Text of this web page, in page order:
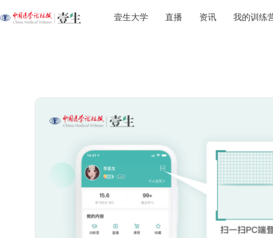
壹生大学 直播 资讯 我的训练